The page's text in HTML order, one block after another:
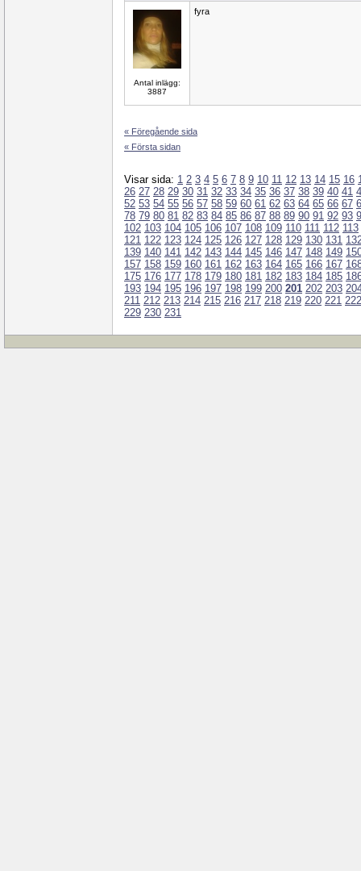
Antal inlägg:
3887
fyra
« Föregående sida
« Första sidan
Visar sida: 1 2 3 4 5 6 7 8 9 10 11 12 13 14 15 16
26 27 28 29 30 31 32 33 34 35 36 37 38 39 40 41
52 53 54 55 56 57 58 59 60 61 62 63 64 65 66 67
78 79 80 81 82 83 84 85 86 87 88 89 90 91 92 93
102 103 104 105 106 107 108 109 110 111 112 113
121 122 123 124 125 126 127 128 129 130 131
139 140 141 142 143 144 145 146 147 148 149
157 158 159 160 161 162 163 164 165 166 167
175 176 177 178 179 180 181 182 183 184 185
193 194 195 196 197 198 199 200 201 202 203
211 212 213 214 215 216 217 218 219 220 221 222
229 230 231